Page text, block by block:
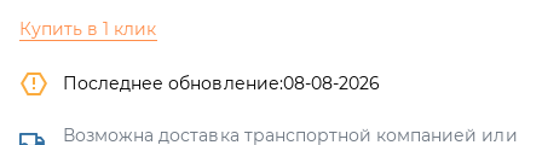
Купить в 1 клик
Последнее обновление:08-08-2026
Возможна доставка транспортной компанией или